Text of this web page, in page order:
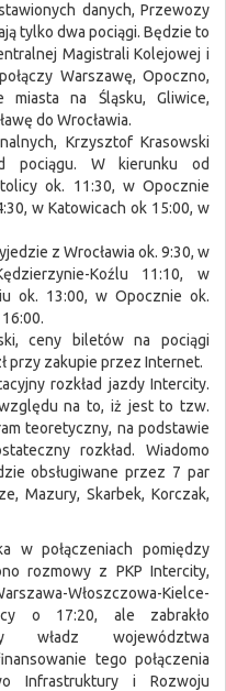
danych, Przewozy
tylko dwa pociągi. Będzie to
Magistrali Kolejowej i
Warszawę, Opoczno,
miasta na Śląsku, Gliwice,
do Wrocławia.
Krzysztof Krasowski
pociągu. W kierunku od
ok. 11:30, w Opocznie
w Katowicach ok 15:00, w
z Wrocławia ok. 9:30, w
Koźlu 11:10, w
ok. 13:00, w Opocznie ok.
ceny biletów na pociągi
przy zakupie przez Internet.
rozkład jazdy Intercity.
na to, iż jest to tzw.
teoretyczny, na podstawie
rozkład. Wiadomo
obsługiwane przez 7 par
Mazury, Skarbek, Korczak,
w połączeniach pomiędzy
rozmowy z PKP Intercity,
Włoszczowa-Kielce-
o 17:20, ale zabrakło
władz województwa
tego połączenia
Infrastruktury i Rozwoju